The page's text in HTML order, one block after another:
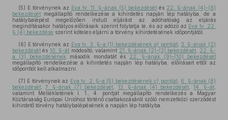
(5) E törvénynek az Eva tv. 11. §-ának (5) bekezdését és 22. §-ának (4)–(6)
bekezdését megállapító rendelkezése a kihirdetés napján lép hatályba, de a
hatálybalépést megelőzően indult eljárást az adóhatóság az eljárás
megindításakor hatályos előírásaik szerint folytatja le, és az adózó az Eva tv. 22.
§ (4) bekezdése szerint köteles eljárni a törvény kihirdetésének időpontjától.
(6) E törvénynek az Eva tv. 3. §-a (1) bekezdéséneka) pontját 3. §-ának (2)
bekezdését és 10. §-át módosító, valamint 21. §-ának (2)–(3) bekezdését
22. §-
a (3) bekezdésének második mondatát és 22. §-ának (9)–(10) bekezdését
megállapító rendelkezése a kihirdetés napján lép hatályba, előírásait ettől az
időponttól kell alkalmazni.
(7) E törvénynek az Eva tv. 2. §-a (5) bekezdésénekc) pontját, 6. §-ának (8)
bekezdését ,7. §-ának (7) bekezdését 13. §-ának (4) bekezdését, 14. §-át
valamint Mellékletének I. 1., 4. pontját megállapító rendelkezés a Magyar
Köztársaság Európai Unióhoz történő csatlakozásáról szóló nemzetközi szerződést
kihirdető törvény hatálybalépésének a napján lép hatályba.